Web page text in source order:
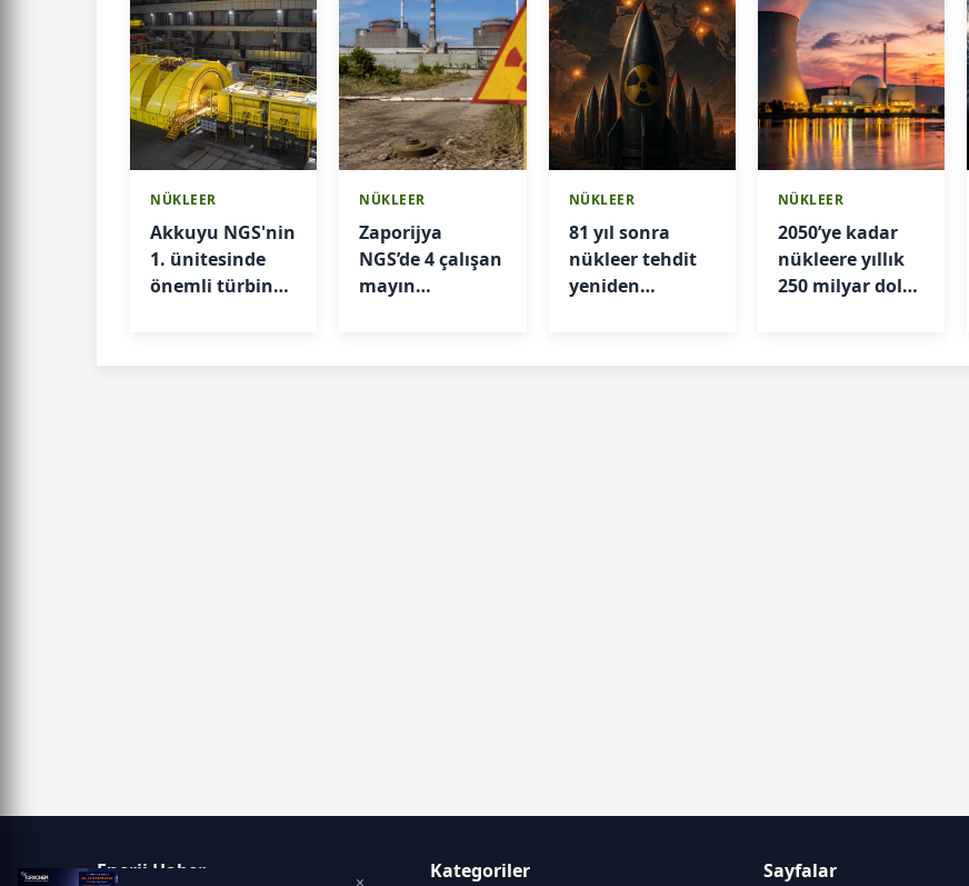
NÜKLEER
Akkuyu NGS'nin
1. ünitesinde
önemli türbin
NÜKLEER
Zaporijya
NGS’de 4 çalışan
mayın
NÜKLEER
81 yıl sonra
nükleer tehdit
yeniden
NÜKLEER
2050’ye kadar
nükleere yıllık
250 milyar dolar
Enerji Haber Kategoriler Sayfalar